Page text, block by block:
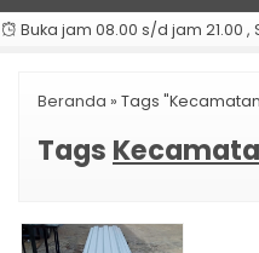
Buka jam 08.00 s/d jam 21.00
Beranda » Tags
Tags